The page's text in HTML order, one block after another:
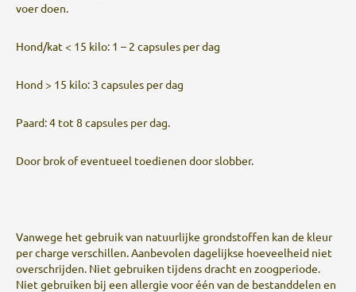
voer doen.
Hond/kat < 15 kilo: 1 – 2 capsules per dag
Hond > 15 kilo: 3 capsules per dag
Paard: 4 tot 8 capsules per dag.
Door brok of eventueel toedienen door slobber.
Vanwege het gebruik van natuurlijke grondstoffen kan de kleur
per charge verschillen. Aanbevolen dagelijkse hoeveelheid niet
overschrijden. Niet gebruiken tijdens dracht en zoogperiode.
Niet gebruiken bij een allergie voor één van de bestanddelen en